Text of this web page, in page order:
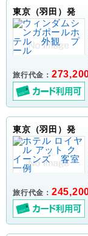
東京（羽田）発
旅行代金：
東京（羽田）発
旅行代金：